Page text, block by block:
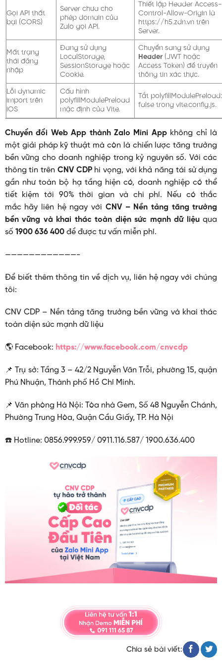
Gọi API thất
bại (CORS)
Server chưa cho
phép domain của
Zalo gọi API.
Thiết lập Header Access-
Control-Allow-Originlà
https://h5.zdn.vntrên
Server.
Mất trạng
thái đăng
nhập
Đang sử dụng
LocalStorage,
SessionStoragehoặc
Cookie.
Chuyển sang sử dụng
Header(JWT hoặc
Access Token) để truyền
thông tin xác thực.
Lỗi dynamic
importtrên
iOS
Cấu hình
polyfillModulePreload
mặc định của Vite.
Tắt polyfillModulePreload:
falsetrong vite.config.js.
Chuyển đổi Web App thành Zalo Mini Appkhông chỉ là
một giải pháp kỹ thuật mà còn là chiến lược tăng trưởng
bền vững cho doanh nghiệp trong kỷ nguyên số. Với các
thông tin trên CNV CDPhi vọng, với khả năng tái sử dụng
gần như toàn bộ hạ tầng hiện có, doanh nghiệp có thể
tiết kiệm tới 90% thời gian và chi phí. Nếu có thắc
mắc hãy liên hệ ngay với CNV – Nền tảng tăng trưởng
bền vững và khai thác toàn diện sức mạnh dữ liệuqua
số 1900 636 400để được tư vấn miễn phí.
————————————-
Để biết thêm thông tin về dịch vụ, liên hệ ngay với chúng
tôi:
CNV CDP – Nền tảng tăng trưởng bền vững và khai thác
toàn diện sức mạnh dữ liệu
🌎 Facebook: https://www.facebook.com/cnvcdp
📌 Trụ sở: Tầng 3 – 42/2 Nguyễn Văn Trỗi, phường 15, quận
Phú Nhuận, Thành phố Hồ Chí Minh.
📌 Văn phòng Hà Nội: Tòa nhà Gem, Số 48 Nguyễn Chánh,
Phường Trung Hòa, Quận Cầu Giấy, TP. Hà Nội
☎️ Hotline: 0856.999.959/ 0911.116.587/ 1900.636.400
Chia sẻ bài viết: